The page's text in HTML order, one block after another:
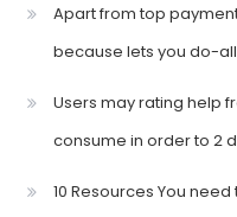
Apart from top
because lets you do-
Users may rating help
consume in order to 2
10 Resources You